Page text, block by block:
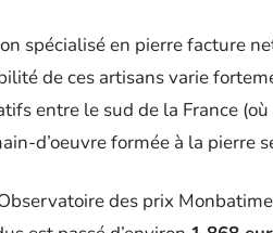
spécialisé en pierre facture
de ces artisans varie
entre le sud de la France
d’oeuvre formée à la pierre
des prix